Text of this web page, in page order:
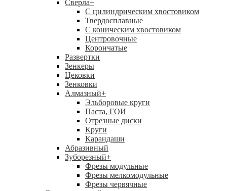
Сверла+
С цилиндрическим хвостовиком
Твердосплавные
С коническим хвостовиком
Центровочные
Корончатые
Развертки
Зенкеры
Цековки
Зенковки
Алмазный+
Эльборовые круги
Паста, ГОИ
Отрезные диски
Круги
Карандаши
Абразивный
Зуборезный+
Фрезы модульные
Фрезы мелкомодульные
Фрезы червячные